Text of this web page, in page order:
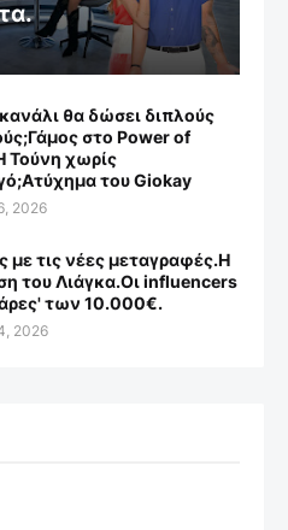
θα δώσει διπλούς
στο Power of
Τούνη χωρίς
του Giokay
2026
με τις νέες μεταγραφές.Η
του Λιάγκα.Οι influencers
των 10.000€.
2026